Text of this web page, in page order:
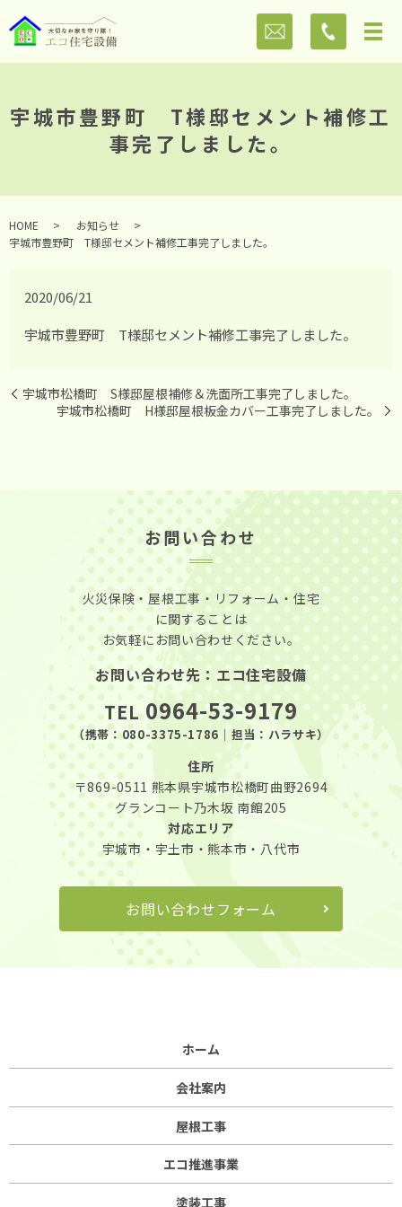
宇城市豊野町 T様邸セメント補修工
事完了しました。
HOME
お知らせ
宇城市豊野町 T様邸セメント補修工事完了しました。
2020/06/21
宇城市豊野町 T様邸セメント補修工事完了しました。
宇城市松橋町 S様邸屋根補修＆洗面所工事完了しました。
宇城市松橋町 H様邸屋根板金カバー工事完了しました。
お問い合わせ
火災保険・屋根工事・リフォーム・住宅
に関することは
お気軽にお問い合わせください。
お問い合わせ先：エコ住宅設備
TEL0964-53-9179
（携帯：080-3375-1786 ｜担当：ハラサキ）
住所
〒869-0511 熊本県宇城市松橋町曲野2694
グランコート乃木坂 南館205
対応エリア
宇城市・宇土市・熊本市・八代市
お問い合わせフォーム
ホーム
会社案内
屋根工事
エコ推進事業
塗装工事